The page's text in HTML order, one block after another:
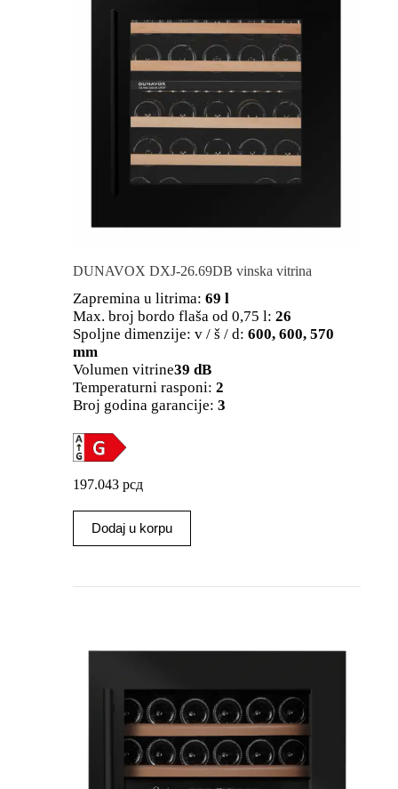
DUNAVOX DXJ-26.69DB vinska vitrina
Zapremina u litrima: 69 l
Max. broj bordo flaša od 0,75 l: 26
Spoljne dimenzije: v / š / d: 600, 600, 570
mm
Volumen vitrine39 dB
Temperaturni rasponi: 2
Broj godina garancije: 3
197.043 рсд
Dodaj u korpu